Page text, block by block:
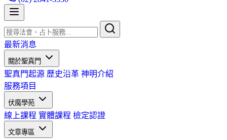
最新消息
關於聖真門
聖真門起源 歷史沿革 神明介紹
服務項目
伏魔學苑
線上課程 實體課程 檢定認證
文章專區